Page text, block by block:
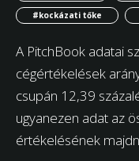
#kockázati tőke
A PitchBook adatai
cégértékelések
csupán 12,39
ugyanezen adat az
értékelésének